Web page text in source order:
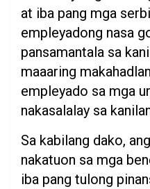
at iba pang mga
empleyadong nasa
pansamantala sa
maaaring
empleyado sa mga
nakasalalay sa
Sa kabilang dako,
nakatuon sa mga
iba pang tulong